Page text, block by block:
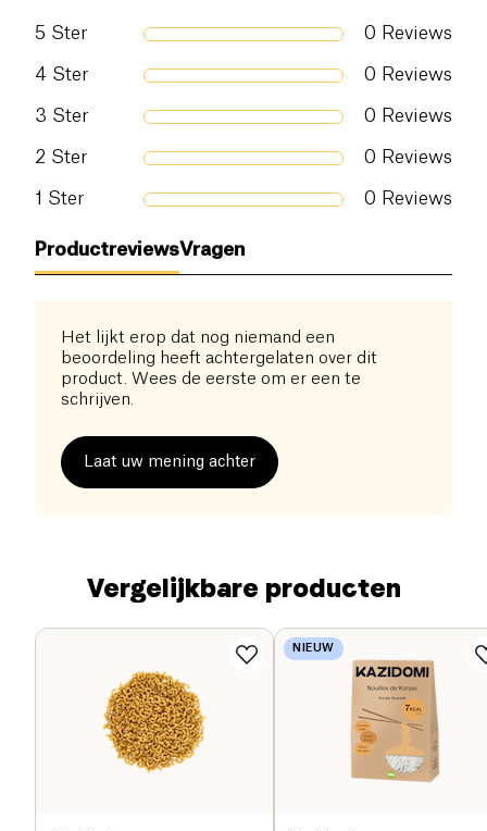
5 Ster 0 Reviews
4 Ster 0 Reviews
3 Ster 0 Reviews
2 Ster 0 Reviews
1 Ster 0 Reviews
ProductreviewsVragen
Het lijkt erop dat nog niemand een
beoordeling heeft achtergelaten over dit
product. Wees de eerste om er een te
schrijven.
Laat uw mening achter
Vergelijkbare producten
NIEUW